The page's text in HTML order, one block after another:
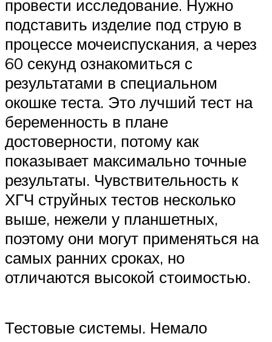
провести исследование. Нужно
подставить изделие под струю в
процессе мочеиспускания, а через
60 секунд ознакомиться с
результатами в специальном
окошке теста. Это лучший тест на
беременность в плане
достоверности, потому как
показывает максимально точные
результаты. Чувствительность к
ХГЧ струйных тестов несколько
выше, нежели у планшетных,
поэтому они могут применяться на
самых ранних сроках, но
отличаются высокой стоимостью.
Тестовые системы. Немало